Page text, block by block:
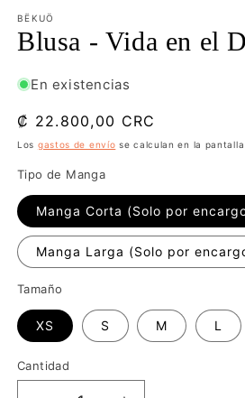
ventana
modal
modal
BËKUÖ
Blusa - Vida en el
En existencias
Precio
habitual
₡ 22.800,00 CRC
Los gastos de envío se calculan en la pantalla
Tipo de Manga
Manga Corta (Solo por
Manga Larga (Solo por
Tamaño
XS S M L
Cantidad